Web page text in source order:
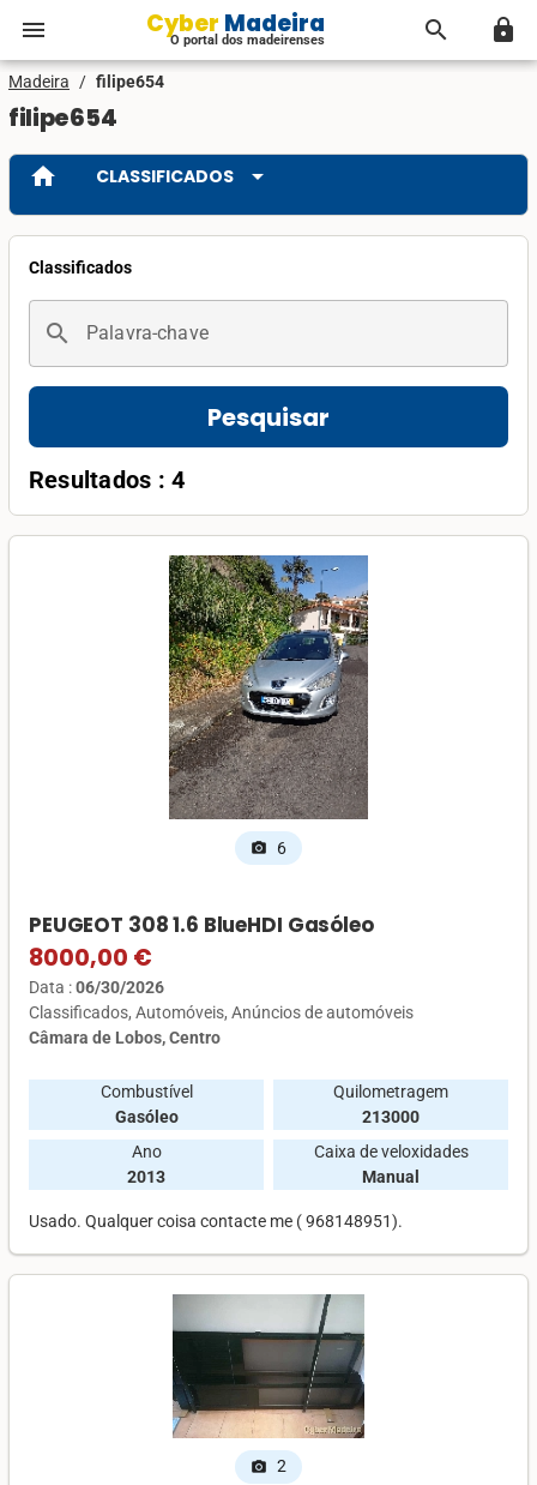
menu Cyber Madeira
O portal dos madeirenses search lock
Madeira / filipe654
filipe654
home CLASSIFICADOS arrow_drop_down
Classificados
search Palavra-chave
Pesquisar
Resultados : 4
photo_camera 6
PEUGEOT 308 1.6 BlueHDI Gasóleo
8000,00 €
Data :06/30/2026
Classificados Automóveis Anúncios de automóveis
Câmara de Lobos, Centro
Combustível
Gasóleo
Quilometragem
213000
Ano
2013
Caixa de veloxidades
Manual
Usado. Qualquer coisa contacte me ( 968148951).
photo_camera 2